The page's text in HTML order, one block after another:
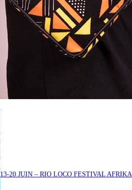
13-20 JUIN – RIO LOCO FESTIVAL AFRIKA